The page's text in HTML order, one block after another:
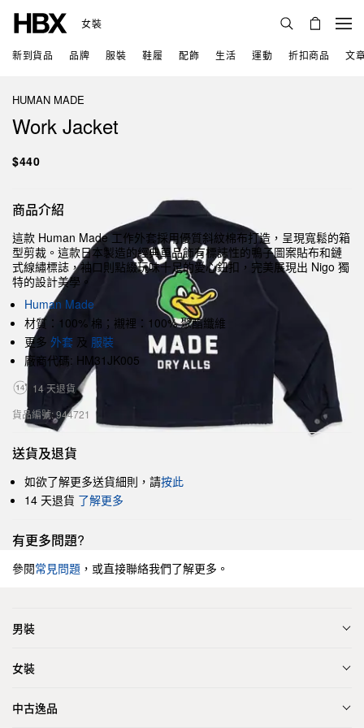
女裝
新到貨品 品牌 服裝 鞋履 配飾 生活 運動 折扣商品 文
HUMAN MADE
Work Jacket
$440
商品介紹
這款 Human Made 工作外套採用優質斜紋棉布打造，呈現寬鬆的箱
型剪裁。這款日本製造的經典單品飾有標誌性的鴨子圖案貼布和鏈
式線繡標誌，袖口則點綴玩味十足的愛心鈕扣，完美展現出 Nigo 獨
特的設計美學。
Human Made
材質：100% 棉；襯裡：100% 聚酯纖維
更多 外套 及 服裝
廠商代碼: HM31JK005
14 天退貨
貨品編號: 944721
送貨及退貨
如欲了解更多送貨細則，請按此
14 天退貨 了解更多
有更多問題?
參閱常見問題 ，或直接聯絡我們了解更多。
男裝
女裝
中古逸品